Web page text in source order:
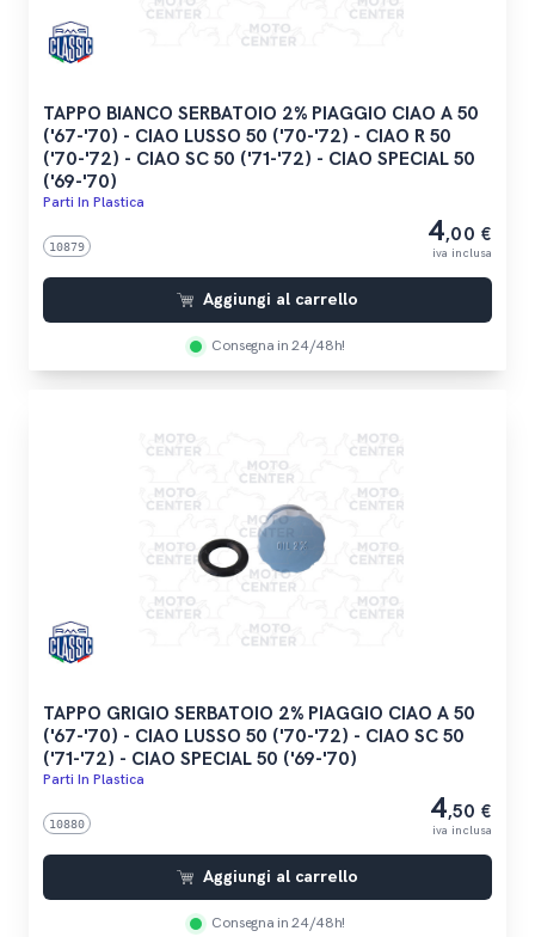
TAPPO BIANCO SERBATOIO 2% PIAGGIO CIAO A 50
('67-'70) - CIAO LUSSO 50 ('70-'72) - CIAO R 50
('70-'72) - CIAO SC 50 ('71-'72) - CIAO SPECIAL 50
('69-'70)
Parti In Plastica
10879 4,00 €
iva inclusa
Aggiungi al carrello
Consegna in 24/48h!
TAPPO GRIGIO SERBATOIO 2% PIAGGIO CIAO A 50
('67-'70) - CIAO LUSSO 50 ('70-'72) - CIAO SC 50
('71-'72) - CIAO SPECIAL 50 ('69-'70)
Parti In Plastica
10880 4,50 €
iva inclusa
Aggiungi al carrello
Consegna in 24/48h!